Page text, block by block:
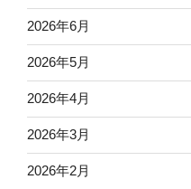
2026年6月
2026年5月
2026年4月
2026年3月
2026年2月